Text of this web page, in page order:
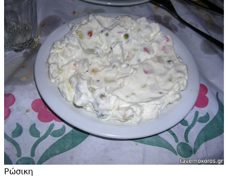
Ρώσικη